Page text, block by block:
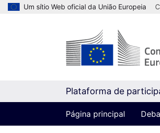
Um sítio Web oficial da União Europeia
Plataforma de
Página principal